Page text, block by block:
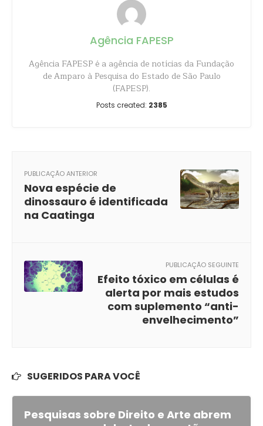
Agência FAPESP
Agência FAPESP é a agência de notícias da Fundação
de Amparo à Pesquisa do Estado de São Paulo
(FAPESP).
Posts created: 2385
PUBLICAÇÃO ANTERIOR
Nova espécie de
dinossauro é identificada
na Caatinga
PUBLICAÇÃO SEGUINTE
Efeito tóxico em células é
alerta por mais estudos
com suplemento “anti-
envelhecimento”
SUGERIDOS PARA VOCÊ
Pesquisas sobre Direito e Arte abrem